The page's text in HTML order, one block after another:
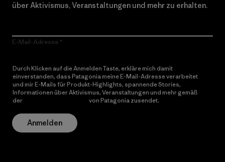
über Aktivismus, Veranstaltungen und mehr zu erhalten.
E-Mail-Adresse
Durch Klicken auf die Anmelden Taste, erkläre mich damit
einverstanden, dass Patagonia meine E-Mail-Adresse verarbeitet
und mir E-Mails für Produkt-Highlights, spannende Stories,
Informationen über Aktivismus, Veranstaltungen und mehr gemäß
der
von Patagonia zusendet.
Anmelden